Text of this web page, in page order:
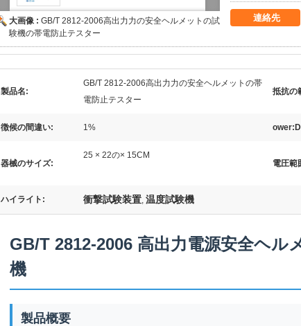
大画像 : GB/T 2812-2006高出力力の安全ヘルメットの試
験機の帯電防止テスター
連絡先
製品名:
GB/T 2812-2006高出力力の安全ヘルメットの帯
電防止テスター
抵抗の
徴候の間違い: 1%
器械のサイズ:
25 × 22の× 15CM
電圧範
ハイライト: 衝撃試験装置, 温度試験機
GB/T 2812-2006 高出力電源安全ヘル
機
製品概要